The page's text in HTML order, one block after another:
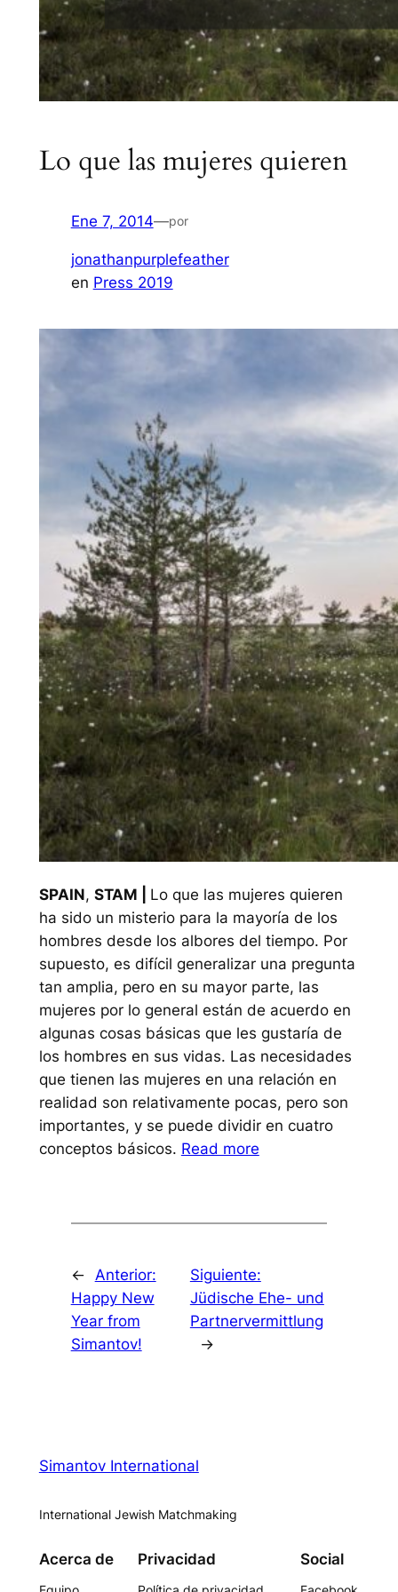
Lo que las mujeres quieren
Ene 7, 2014—por
jonathanpurplefeather
en Press 2019
SPAIN, STAM | Lo que las mujeres quieren
ha sido un misterio para la mayoría de los
hombres desde los albores del tiempo. Por
supuesto, es difícil generalizar una pregunta
tan amplia, pero en su mayor parte, las
mujeres por lo general están de acuerdo en
algunas cosas básicas que les gustaría de
los hombres en sus vidas. Las necesidades
que tienen las mujeres en una relación en
realidad son relativamente pocas, pero son
importantes, y se puede dividir en cuatro
conceptos básicos. Read more
← Anterior:
Happy New
Year from
Simantov!
Siguiente:
Jüdische Ehe- und
Partnervermittlung
→
Simantov International
International Jewish Matchmaking
Acerca de Privacidad Social